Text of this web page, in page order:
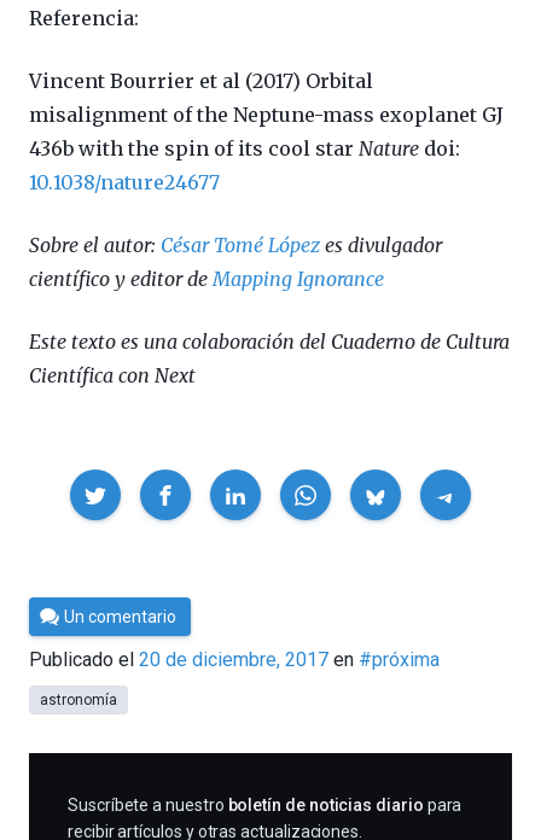
Referencia:
Vincent Bourrier et al (2017) Orbital
misalignment of the Neptune-mass exoplanet GJ
436b with the spin of its cool star Nature doi:
10.1038/nature24677
Sobre el autor: César Tomé López es divulgador
científico y editor deMapping Ignorance
Este texto es una colaboración del Cuaderno de Cultura
Científica con Next
Compartir
Por
César
Tomé
Un comentario
Publicado el 20 de diciembre, 2017 en #próxima
astronomía
SUSCRIBIRME
Suscríbete a nuestro boletín de noticias diario para
recibir artículos y otras actualizaciones.